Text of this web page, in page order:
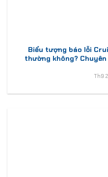
Biểu tượng báo lỗi
thường không?
Th9